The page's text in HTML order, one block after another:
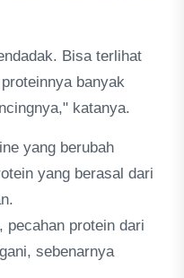
Bisa terlihat
banyak
katanya.
yang berubah
yang berasal dari
pecahan protein dari
sebenarnya